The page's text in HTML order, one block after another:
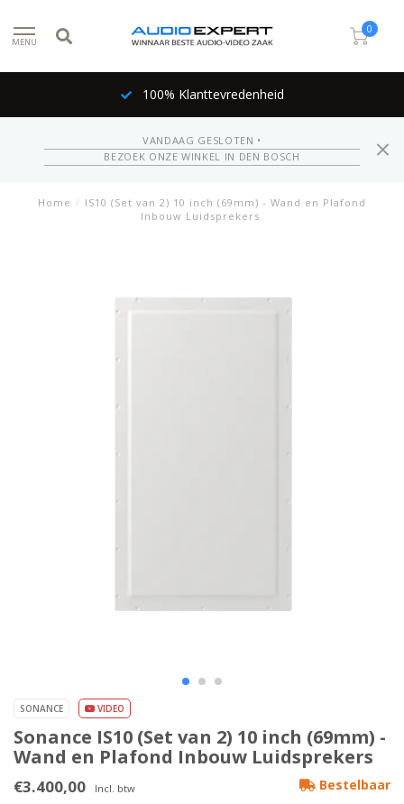
MENU
0
100% Klanttevredenheid
VANDAAG GESLOTEN •
BEZOEK ONZE WINKEL IN DEN BOSCH
Home / IS10 (Set van 2) 10 inch (69mm) - Wand en Plafond
Inbouw Luidsprekers
SONANCE VIDEO
Sonance IS10 (Set van 2) 10 inch (69mm) -
Wand en Plafond Inbouw Luidsprekers
€3.400,00 Incl. btw Bestelbaar